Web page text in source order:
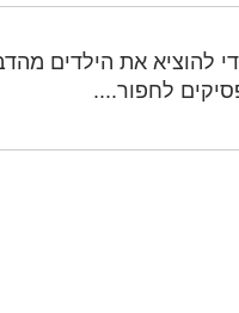
להוציא את הילדים
לחפור....